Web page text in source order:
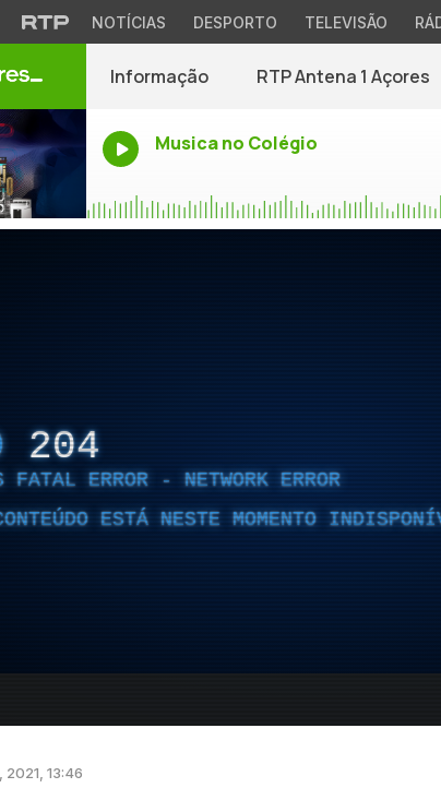
NOTÍCIAS DESPORTO TELEVISÃO
Informação RTP Antena 1 Açores
Musica no Colégio
204
FATAL ERROR - NETWORK ERROR
ESTÁ NESTE MOMENTO
2021, 13:46